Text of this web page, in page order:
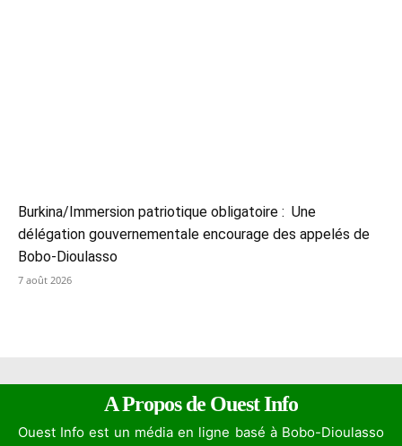
Burkina/Immersion patriotique obligatoire : Une
délégation gouvernementale encourage des appelés de
Bobo-Dioulasso
7 août 2026
A Propos de Ouest Info
Ouest Info est un média en ligne basé à Bobo-Dioulasso